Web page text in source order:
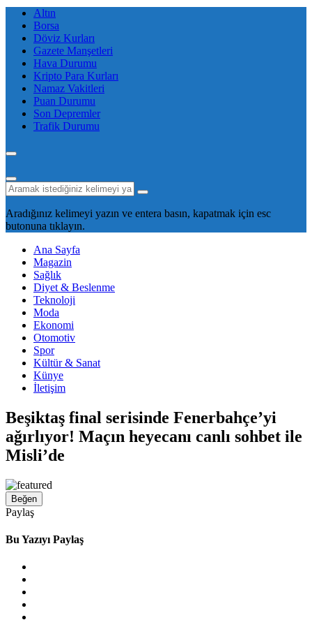
Altın
Borsa
Döviz Kurları
Gazete Manşetleri
Hava Durumu
Kripto Para Kurları
Namaz Vakitleri
Puan Durumu
Son Depremler
Trafik Durumu
Aradığınız kelimeyi yazın ve entera basın, kapatmak için esc
butonuna tıklayın.
Ana Sayfa
Magazin
Sağlık
Diyet & Beslenme
Teknoloji
Moda
Ekonomi
Otomotiv
Spor
Kültür & Sanat
Künye
İletişim
Beşiktaş final serisinde Fenerbahçe’yi
ağırlıyor! Maçın heyecanı canlı sohbet ile
Misli’de
Beğen
Paylaş
Bu Yazıyı Paylaş